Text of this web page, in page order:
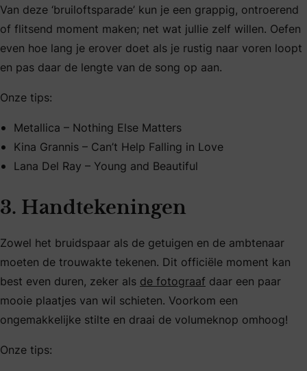
Van deze ‘bruiloftsparade’ kun je een grappig, ontroerend
of flitsend moment maken; net wat jullie zelf willen. Oefen
even hoe lang je erover doet als je rustig naar voren loopt
en pas daar de lengte van de song op aan.
Onze tips:
Metallica – Nothing Else Matters
Kina Grannis – Can’t Help Falling in Love
Lana Del Ray – Young and Beautiful
3. Handtekeningen
Zowel het bruidspaar als de getuigen en de ambtenaar
moeten de trouwakte tekenen. Dit officiële moment kan
best even duren, zeker als de fotograaf daar een paar
mooie plaatjes van wil schieten. Voorkom een
ongemakkelijke stilte en draai de volumeknop omhoog!
Onze tips: